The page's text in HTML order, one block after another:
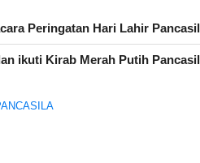
Peringatan Hari Lahir
ikuti Kirab Merah Putih